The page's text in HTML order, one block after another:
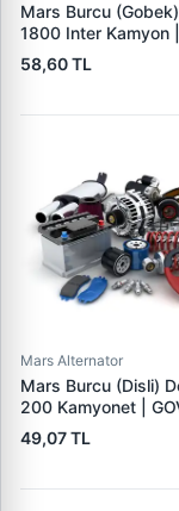
Mars Burcu
1800 Inter Kamyon
B054
58,60 TL
Mars Alternator
Mars Burcu (Disli)
200 Kamyonet |
49,07 TL